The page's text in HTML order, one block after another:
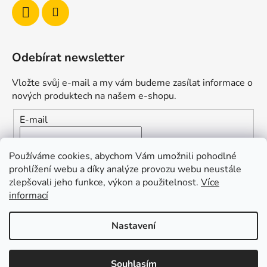
Používáme cookies, abychom Vám umožnili pohodlné
prohlížení webu a díky analýze provozu webu neustále
zlepšovali jeho funkce, výkon a použitelnost. Více
informací
Nastavení
Souhlasím
Odebírat newsletter
Vložte svůj e-mail a my vám budeme zasílat informace o
nových produktech na našem e-shopu.
E-mail
Vložením e-mailu souhlasíte s
podmínkami ochrany
osobních údajů
PŘIHLÁSIT SE
Vytvořil Shoptet